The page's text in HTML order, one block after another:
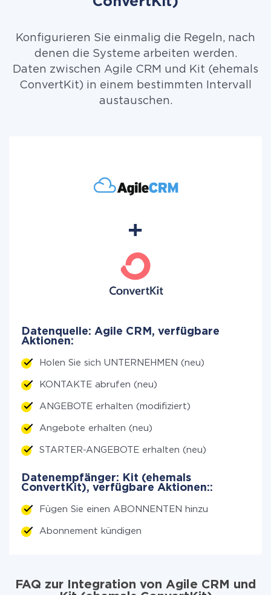
Konfigurieren Sie einmalig die Regeln, nach
denen die Systeme arbeiten werden.
Daten zwischen Agile CRM und Kit (ehemals
ConvertKit) in einem bestimmten Intervall
austauschen.
Datenquelle: Agile CRM, verfügbare
Aktionen:
Holen Sie sich UNTERNEHMEN (neu)
KONTAKTE abrufen (neu)
ANGEBOTE erhalten (modifiziert)
Angebote erhalten (neu)
STARTER-ANGEBOTE erhalten (neu)
Datenempfänger: Kit (ehemals
ConvertKit), verfügbare Aktionen::
Fügen Sie einen ABONNENTEN hinzu
Abonnement kündigen
FAQ zur Integration von Agile CRM und